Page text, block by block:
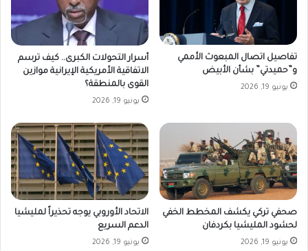
تفاصيل اتصال المبعوث الأممي
و”حميدتي” بشأن الأبيض
يونيو 19, 2026
أسرار التحولات الكبرى.. كيف ترسم
الاتفاقية الأمريكية الإيرانية موازين
القوى بالمنطقة؟
يونيو 19, 2026
صحفي تركي يكشف المخطط الخفي
لحشود المليشيا بكردفان
يونيو 19, 2026
الاتحاد الأوروبي يوجه تحذيراً لمليشيا
الدعم السريع
يونيو 19, 2026